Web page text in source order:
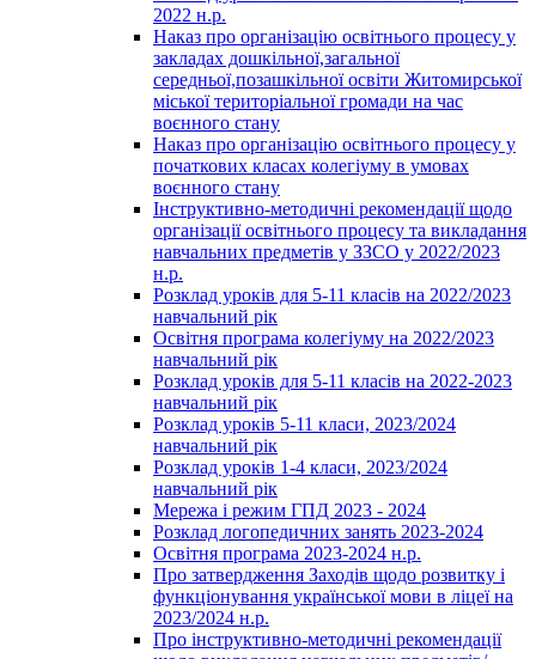
2022 н.р.
Наказ про організацію освітнього процесу у
закладах дошкільної,загальної
середньої,позашкільної освіти Житомирської
міської територіальної громади на час
воєнного стану
Наказ про організацію освітнього процесу у
початкових класах колегіуму в умовах
воєнного стану
Інструктивно-методичні рекомендації щодо
організації освітнього процесу та викладання
навчальних предметів у ЗЗСО у 2022/2023
н.р.
Розклад уроків для 5-11 класів на 2022/2023
навчальний рік
Освітня програма колегіуму на 2022/2023
навчальний рік
Розклад уроків для 5-11 класів на 2022-2023
навчальний рік
Розклад уроків 5-11 класи, 2023/2024
навчальний рік
Розклад уроків 1-4 класи, 2023/2024
навчальний рік
Мережа і режим ГПД 2023 - 2024
Розклад логопедичних занять 2023-2024
Освітня програма 2023-2024 н.р.
Про затвердження Заходів щодо розвитку і
функціонування української мови в ліцеї на
2023/2024 н.р.
Про інструктивно-методичні рекомендації